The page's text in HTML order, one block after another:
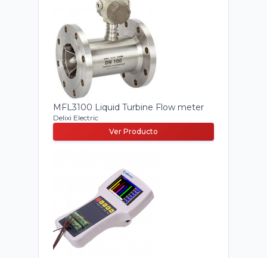
MFL3100 Liquid Turbine Flow meter
Delixi Electric
Ver Producto